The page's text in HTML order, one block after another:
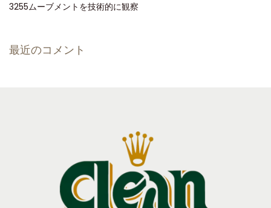
3255ムーブメントを技術的に観察
最近のコメント